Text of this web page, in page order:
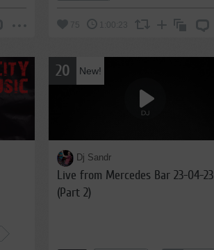
75 1:00:23
20 New!
Dj Sandr
Live from Mercedes Bar 23-04-23
(Part 2)